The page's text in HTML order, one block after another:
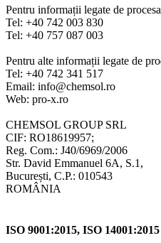
Pentru informații legate de
Tel: +40 742 003 830
Tel: +40 757 087 003
Pentru alte informații legate de
Tel: +40 742 341 517
Email: info@chemsol.ro
Web: pro-x.ro
CHEMSOL GROUP SRL
CIF: RO18619957;
Reg. Com.: J40/6969/2006
Str. David Emmanuel 6A, S.1,
București, C.P.: 010543
ROMÂNIA
ISO 9001:2015, ISO 14001:2015